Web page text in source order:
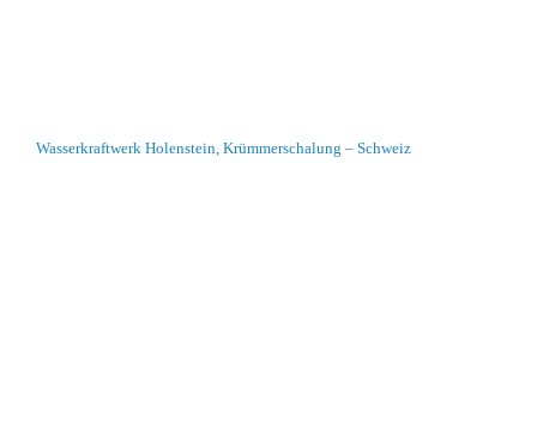
Wasserkraftwerk Holenstein, Krümmerschalung – Schweiz